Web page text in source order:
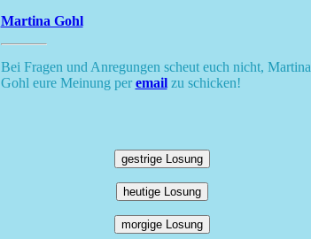
Martina Gohl
Bei Fragen und Anregungen scheut euch nicht, Martina
Gohl eure Meinung peremailzu schicken!
gestrige Losung
heutige Losung
morgige Losung